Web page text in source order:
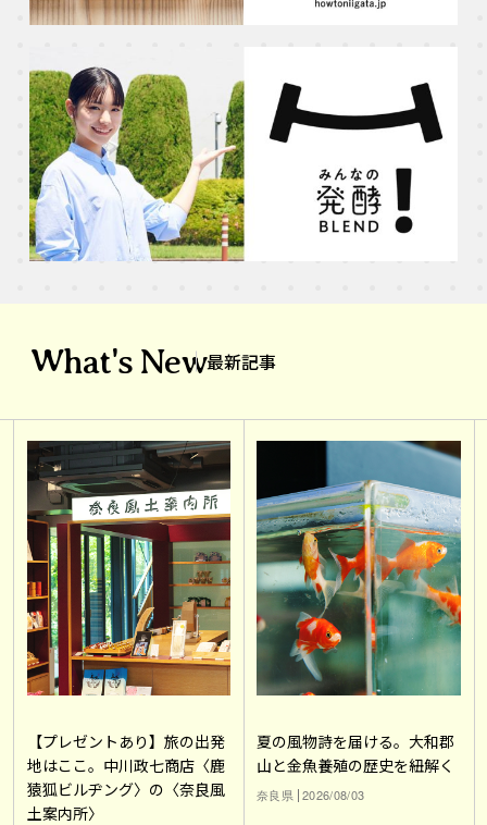
What's New最新記事
【プレゼントあり】旅の出発
地はここ。中川政七商店〈鹿
猿狐ビルヂング〉の〈奈良風
土案内所〉
夏の風物詩を届ける。大和郡
山と金魚養殖の歴史を紐解く
奈良県 2026/08/03